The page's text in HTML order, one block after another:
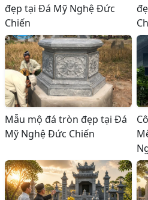
đẹp tại Đá Mỹ Nghệ Đức
Chiến
Mẫu mộ đá tròn đẹp tại Đá
Mỹ Nghệ Đức Chiến